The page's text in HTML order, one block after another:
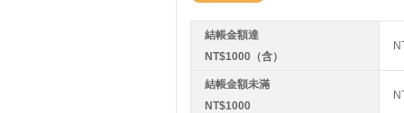
結帳金額達
NT$1000（含）
結帳金額未滿
NT$1000